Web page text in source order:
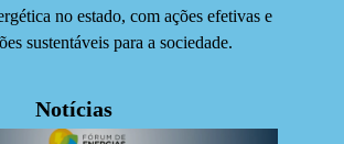
no estado, com ações efetivas e
sustentáveis para a sociedade.
Notícias